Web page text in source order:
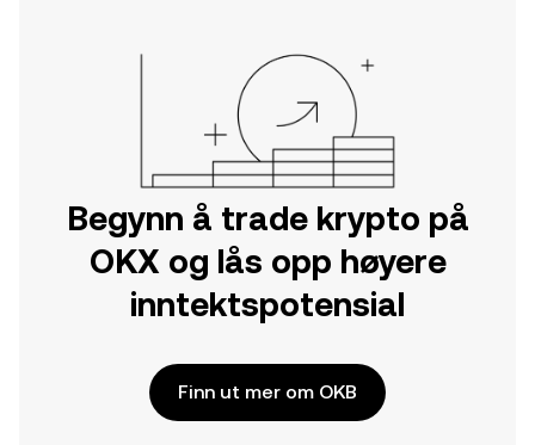
Begynn å trade krypto på
OKX og lås opp høyere
inntektspotensial
Finn ut mer om OKB